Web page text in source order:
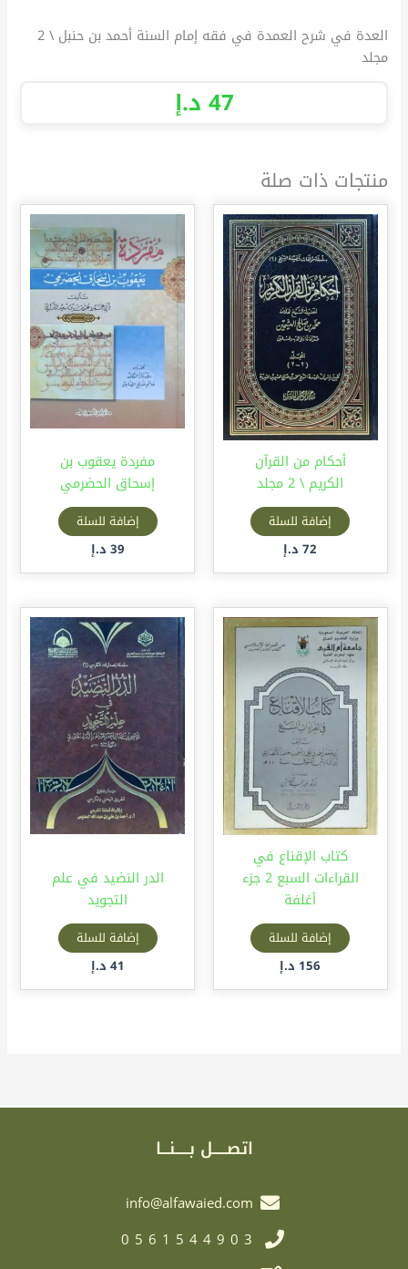
العدة في شرح العمدة في فقه إمام السنة أحمد بن حنبل \ 2
مجلد
47د.إ
منتجات ذات صلة
أحكام من القرآن
الكريم \ 2 مجلد
إضافة للسلة
72 د.إ
مفردة يعقوب بن
إسحاق الحضرمي
إضافة للسلة
39 د.إ
كتاب الإقناع في
القراءات السبع 2 جزء
أغلفة
إضافة للسلة
156 د.إ
الدر النضيد في علم
التجويد
إضافة للسلة
41 د.إ
اتصـــــل بـــــنـــا
info@alfawaied.com
0561544903